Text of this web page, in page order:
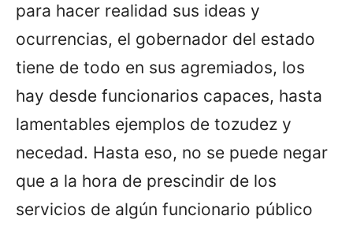
para hacer realidad sus ideas y
ocurrencias, el gobernador del estado
tiene de todo en sus agremiados, los
hay desde funcionarios capaces, hasta
lamentables ejemplos de tozudez y
necedad. Hasta eso, no se puede negar
que a la hora de prescindir de los
servicios de algún funcionario público